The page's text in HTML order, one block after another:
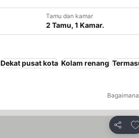
Tamu dan kamar
2 Tamu, 1 Kamar.
Dekat pusat kota Kolam renang
Bagikan